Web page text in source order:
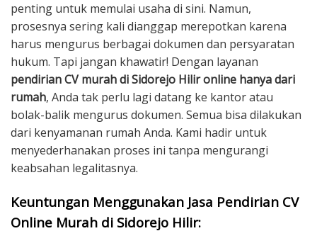
penting untuk memulai usaha di sini. Namun,
prosesnya sering kali dianggap merepotkan karena
harus mengurus berbagai dokumen dan persyaratan
hukum. Tapi jangan khawatir! Dengan layanan
pendirian CV murah di Sidorejo Hilir online hanya dari
rumah, Anda tak perlu lagi datang ke kantor atau
bolak-balik mengurus dokumen. Semua bisa dilakukan
dari kenyamanan rumah Anda. Kami hadir untuk
menyederhanakan proses ini tanpa mengurangi
keabsahan legalitasnya.
Keuntungan Menggunakan Jasa Pendirian CV
Online Murah di Sidorejo Hilir: